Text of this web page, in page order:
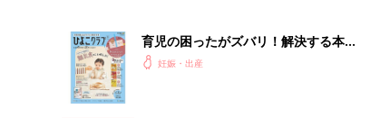
育児の困ったがズバリ！解決する本
『ひよこクラブ 秋号』 4カ月～2才
妊娠・出産